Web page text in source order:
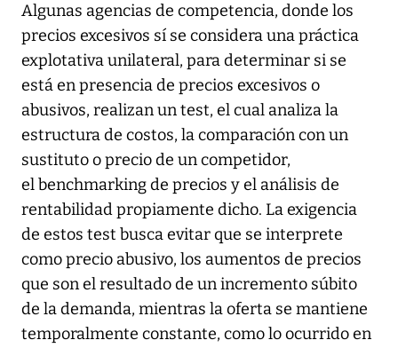
Algunas agencias de competencia, donde los
precios excesivos sí se considera una práctica
explotativa unilateral, para determinar si se
está en presencia de precios excesivos o
abusivos, realizan un test, el cual analiza la
estructura de costos, la comparación con un
sustituto o precio de un competidor,
el benchmarking de precios y el análisis de
rentabilidad propiamente dicho. La exigencia
de estos test busca evitar que se interprete
como precio abusivo, los aumentos de precios
que son el resultado de un incremento súbito
de la demanda, mientras la oferta se mantiene
temporalmente constante, como lo ocurrido en